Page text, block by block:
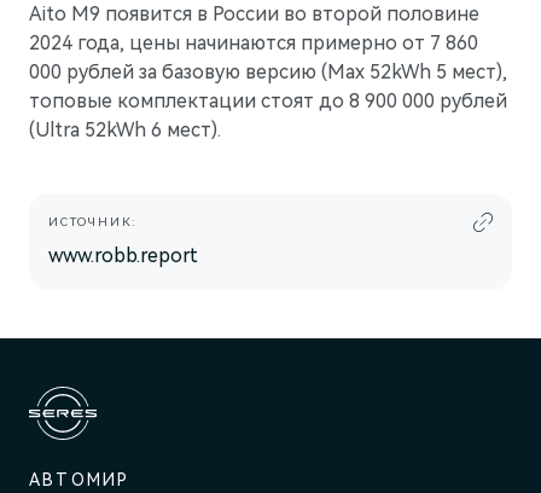
Aito M9 появится в России во второй половине
2024 года, цены начинаются примерно от 7 860
000 рублей за базовую версию (Max 52kWh 5 мест),
топовые комплектации стоят до 8 900 000 рублей
(Ultra 52kWh 6 мест).
ИСТОЧНИК:
www.robb.report
АВТОМИР